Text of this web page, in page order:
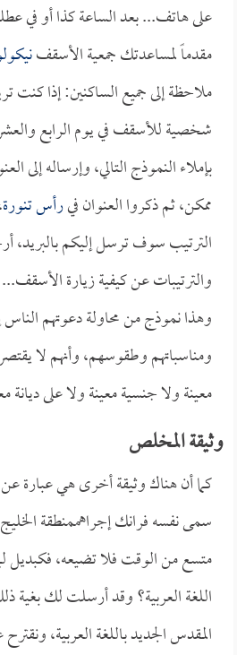
على هاتف... بعد الساعة كذا أو في
مقدماً لمساعدتك جمعية الأسقف
ملاحظة إلى جميع الساكنين: إذا كنت
شخصية للأسقف في يوم الرابع
بإملاء النموذج التالي، وإرساله إلى
ممكن، ثم ذكروا العنوان فيرأس تنورة
الترتيب سوف ترسل إليكم بالبريد،
والترتيبات عن كيفية زيارة
وهذا نموذج من محاولة دعوتهم الناس
ومناسباتهم وطقوسهم، وأنهم لا
معينة ولا جنسية معينة ولا على ديانة
وثيقة المخلص
كما أن هناك وثيقة أخرى هي عبارة
سمى نفسهفرانك إجراهممنطقة
متسع من الوقت فلا تضيعه، فكبديل
اللغة العربية؟ وقد أرسلت لك
المقدس الجديد باللغة العربية،